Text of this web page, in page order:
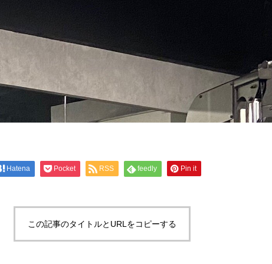
Hatena Pocket RSS feedly Pin it
この記事のタイトルとURLをコピーする